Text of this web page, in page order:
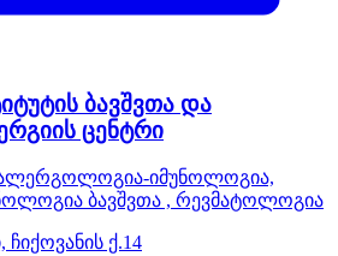
ბავშვთა და
ცენტრი
იმუნოლოგია,
ბავშვთა , რევმატოლოგია
ქ.14